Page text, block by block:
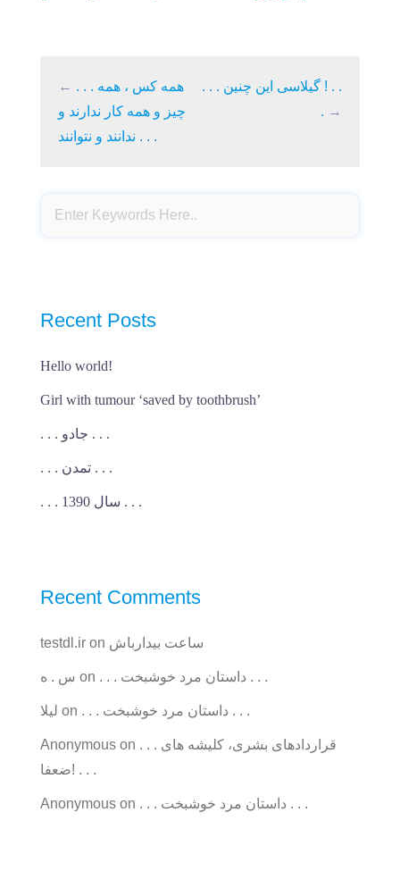
← . . . همه کس ، همه
چیز و همه کار ندارند و
ندانند و نتوانند . . .
. . . گیلاسی این چنین ! . .
. →
Recent Posts
Hello world!
Girl with tumour ‘saved by toothbrush’
. . . جادو . . .
. . . تمدن . . .
. . . سال 1390 . . .
Recent Comments
testdl.ir on ساعت بیدارباش
س . ه on . . . داستان مرد خوشبخت . . .
ليلا on . . . داستان مرد خوشبخت . . .
Anonymous on . . . قراردادهای بشری، کلیشه های
ضعفا! . . .
Anonymous on . . . داستان مرد خوشبخت . . .